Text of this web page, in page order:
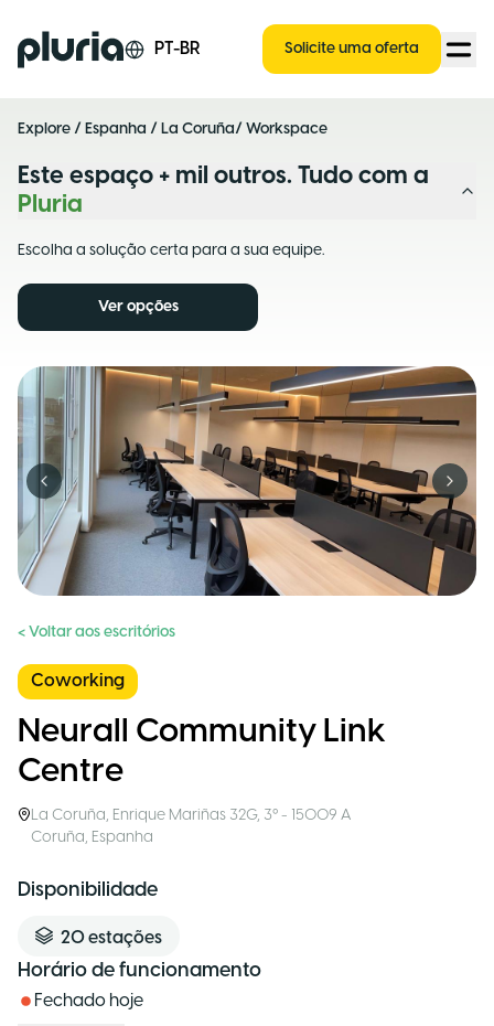
Logo Pluria PT-BR Solicite uma oferta
Explore / Espanha / La Coruña/ Workspace
Este espaço + mil outros. Tudo com a
Pluria
Escolha a solução certa para a sua equipe.
Ver opções
Previous slide Next
< Voltar aos escritórios
Coworking
Neurall Community Link
Centre
La Coruña, Enrique Mariñas 32G, 3º - 15009 A
Coruña, Espanha
Disponibilidade
20estações
Horário de funcionamento
Fechado hoje